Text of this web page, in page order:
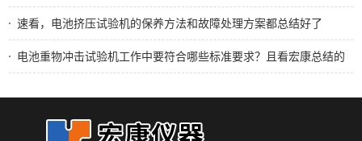
速看，电池挤压试验机的保养方法和故障处理方案都总结好了
电池重物冲击试验机工作中要符合哪些标准要求？且看宏康总结的